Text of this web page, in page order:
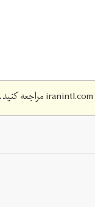
iranintl.comمراجعه کنید.